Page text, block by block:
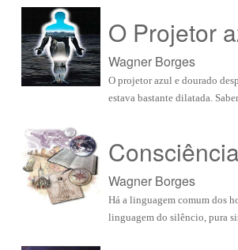
O Projetor
Wagner Borges
O projetor azul e dourado
estava bastante dilatada.
Wagner Borges
Há a linguagem comum dos
linguagem do silêncio, pura